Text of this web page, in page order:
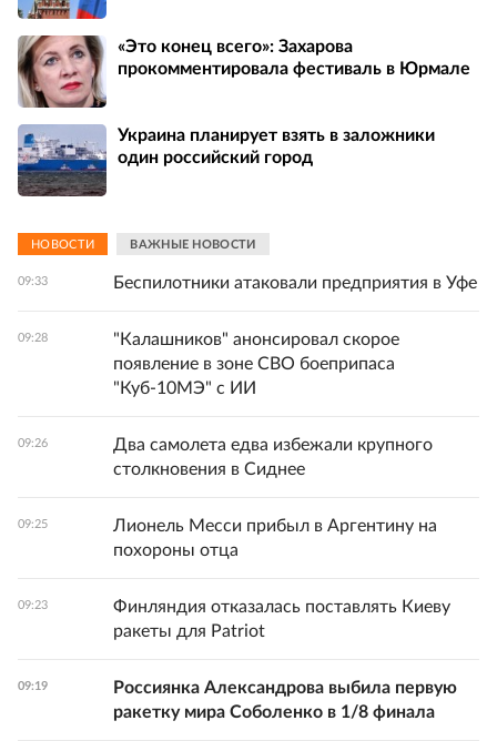
«Это конец всего»: Захарова
прокомментировала фестиваль в Юрмале
Украина планирует взять в заложники
один российский город
НОВОСТИ ВАЖНЫЕ НОВОСТИ
09:33 Беспилотники атаковали предприятия в Уфе
09:28
"Калашников" анонсировал скорое
появление в зоне СВО боеприпаса
"Куб-10МЭ" с ИИ
09:26
Два самолета едва избежали крупного
столкновения в Сиднее
09:25
Лионель Месси прибыл в Аргентину на
похороны отца
09:23
Финляндия отказалась поставлять Киеву
ракеты для Patriot
09:19
Россиянка Александрова выбила первую
ракетку мира Соболенко в 1/8 финала